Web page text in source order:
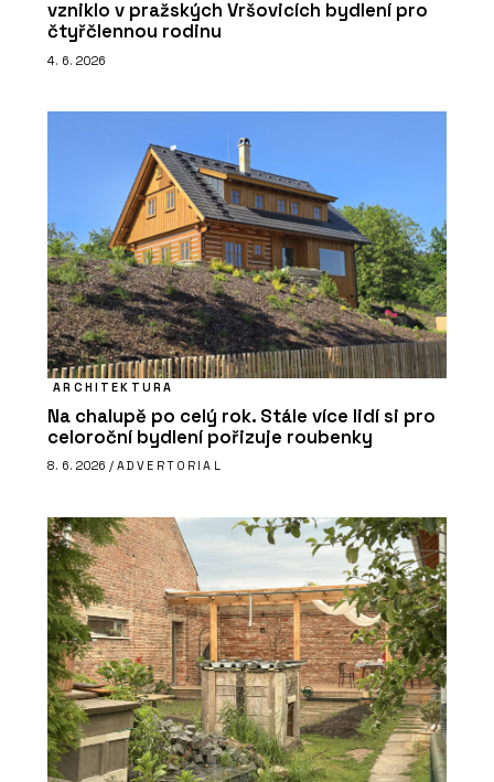
vzniklo v pražských Vršovicích bydlení pro
čtyřčlennou rodinu
4. 6. 2026
ARCHITEKTURA
Na chalupě po celý rok. Stále více lidí si pro
celoroční bydlení pořizuje roubenky
8. 6. 2026 / ADVERTORIAL